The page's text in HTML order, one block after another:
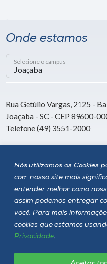
Nós utilizamos os Cookies
com nosso site mais
entender melhor como
assim podemos entregar
você. Para mais
cookies que estamos
Privacidade.
Onde estamos
Selecione o campus
Rua Getúlio Vargas, 2125 -
Joaçaba - SC - CEP 89600-
Telefone (49) 3551-2000
Siga a Unoesc